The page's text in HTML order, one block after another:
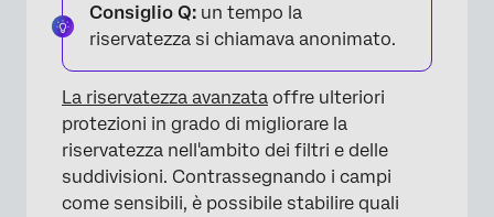
Comportamento del filtro
Comportamento in Suddivisione
SUDDIVISIONE multipla
Tassi di risposta Comportamento
FAQs
Consiglio Q: un tempo la
riservatezza si chiamava anonimato.
La riservatezza avanzata offre ulteriori
protezioni in grado di migliorare la
riservatezza nell'ambito dei filtri e delle
suddivisioni. Contrassegnando i campi
come sensibili, è possibile stabilire quali